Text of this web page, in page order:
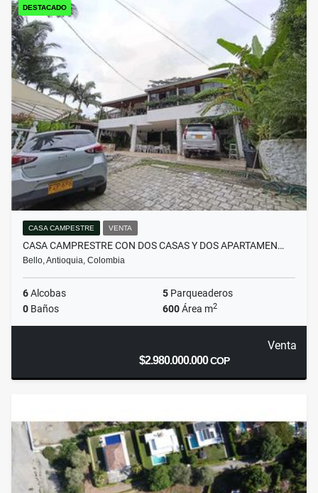
DESTACADO
CASA CAMPESTRE VENTA
CASA CAMPRESTRE CON DOS CASAS Y DOS APARTAMEN…
Bello, Antioquia, Colombia
6Alcobas 5 Parqueaderos
0 Baños 600Área m2
Venta
$2.980.000.000COP